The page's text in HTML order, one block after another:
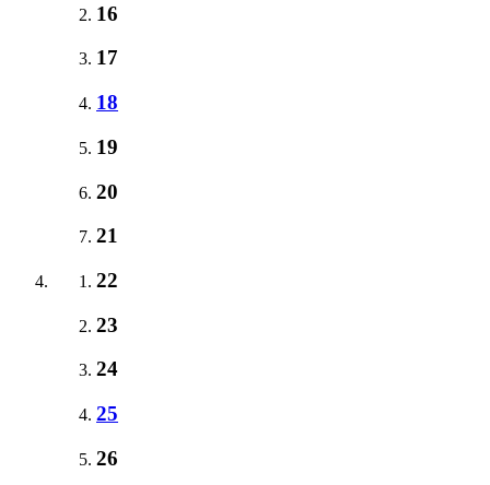
16
17
18
19
20
21
22
23
24
25
26